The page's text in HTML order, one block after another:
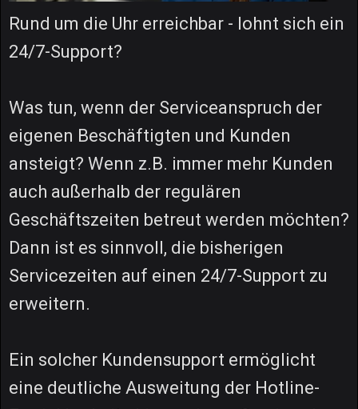
Rund um die Uhr erreichbar - lohnt sich ein
24/7-Support?
Was tun, wenn der Serviceanspruch der
eigenen Beschäftigten und Kunden
ansteigt? Wenn z.B. immer mehr Kunden
auch außerhalb der regulären
Geschäftszeiten betreut werden möchten?
Dann ist es sinnvoll, die bisherigen
Servicezeiten auf einen 24/7-Support zu
erweitern.
Ein solcher Kundensupport ermöglicht
eine deutliche Ausweitung der Hotline-